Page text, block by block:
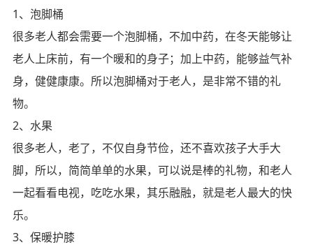
1、泡脚桶
很多老人都会需要一个泡脚桶，不加中药，在冬天能够让
老人上床前，有一个暖和的身子；加上中药，能够益气补
身，健健康康。所以泡脚桶对于老人，是非常不错的礼
物。
2、水果
很多老人，老了，不仅自身节俭，还不喜欢孩子大手大
脚，所以，简简单单的水果，可以说是棒的礼物，和老人
一起看看电视，吃吃水果，其乐融融，就是老人最大的快
乐。
3、保暖护膝